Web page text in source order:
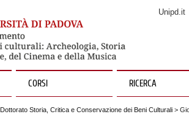
Unipd.it
CORSI RICERCA
Dottorato Storia, Critica e Conservazione dei Beni Culturali >